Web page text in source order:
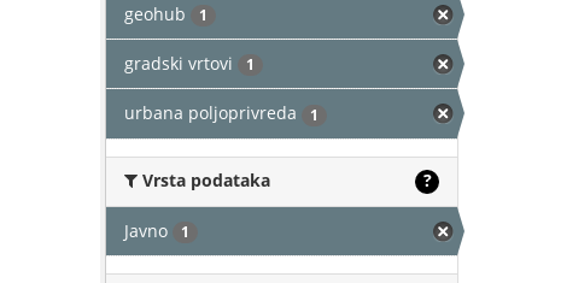
geohub 1
gradski vrtovi 1
urbana poljoprivreda 1
Vrsta podataka ?
Javno 1